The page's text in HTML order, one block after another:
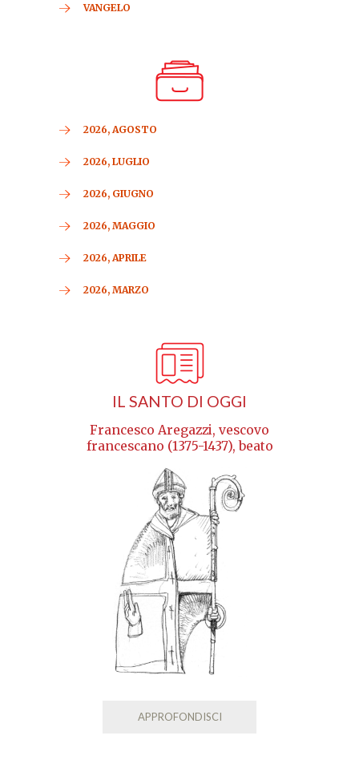
VANGELO
2026, AGOSTO
2026, LUGLIO
2026, GIUGNO
2026, MAGGIO
2026, APRILE
2026, MARZO
IL SANTO DI OGGI
Francesco Aregazzi, vescovo
francescano (1375-1437), beato
APPROFONDISCI